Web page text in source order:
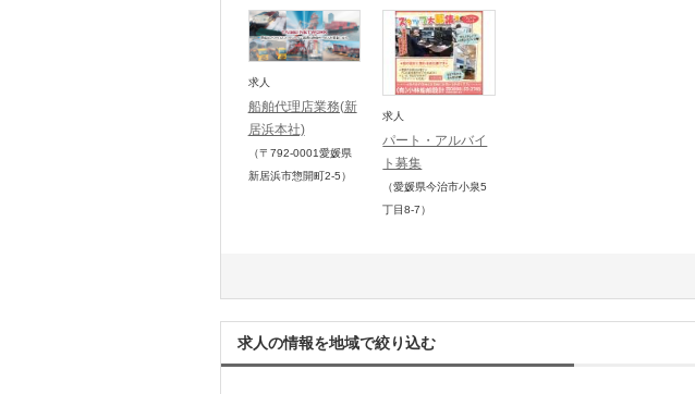
求人
船舶代理店業務(新
居浜本社)
（〒792-0001愛媛県
新居浜市惣開町2-5）
求人
パート・アルバイ
ト募集
（愛媛県今治市小泉5
丁目8-7）
求人の情報を地域で絞り込む